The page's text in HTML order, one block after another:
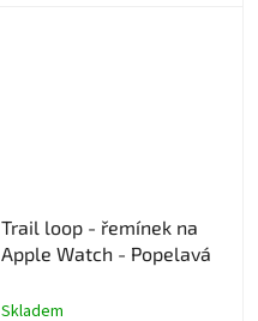
Trail loop - řemínek na
Apple Watch - Popelavá
Skladem